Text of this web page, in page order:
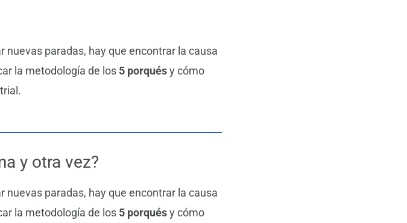
paradas, hay que encontrar la causa
la metodología de los 5 porquésy cómo
y otra vez?
paradas, hay que encontrar la causa
la metodología de los 5 porquésy cómo